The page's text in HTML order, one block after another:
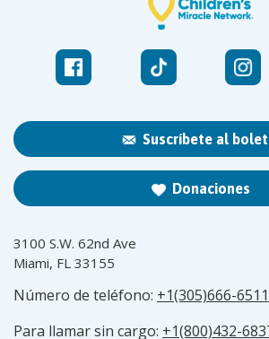
Suscríbete al
Donaciones
3100 S.W. 62nd Ave
Miami, FL 33155
Número de teléfono: +1(305)666-6511
Para llamar sin cargo: +1(800)432-